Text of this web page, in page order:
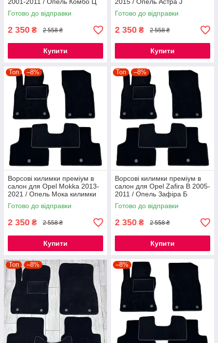
2001-2011 / Опель Комбо Ц
килимки
Готово до відправки
2 350 ₴ 2 558 ₴
Купити
2015 / Опель Астра J
килимки
Готово до відправки
2 350 ₴ 2 558 ₴
Купити
Топ –8%
Ворсові килимки преміум в
салон для Opel Mokka 2013-
2021 / Опель Мока килимки
Готово до відправки
2 350 ₴ 2 558 ₴
Купити
Топ –8%
Ворсові килимки преміум в
салон для Opel Zafira B 2005-
2011 / Опель Зафіра Б
килимки
Готово до відправки
2 350 ₴ 2 558 ₴
Купити
Топ –8% –8%